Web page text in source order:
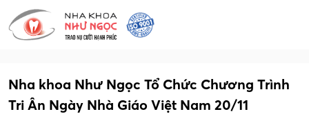
Nha khoa Như Ngọc Tổ Chức Chương Trình
Tri Ân Ngày Nhà Giáo Việt Nam 20/11